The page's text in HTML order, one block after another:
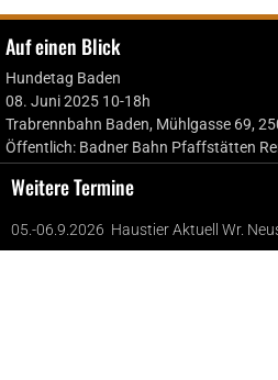
Auf einen Blick
Hundetag Baden
08. Juni 2025 10-18h
Trabrennbahn Baden, Mühlgasse 69,
Öffentlich: Badner Bahn Pfaffstätten
Weitere Termine
05.-06.9.2026 Haustier Aktuell Wr.